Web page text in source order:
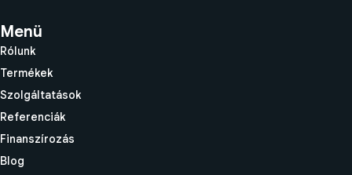
Menü
Rólunk
Termékek
Szolgáltatások
Referenciák
Finanszírozás
Blog